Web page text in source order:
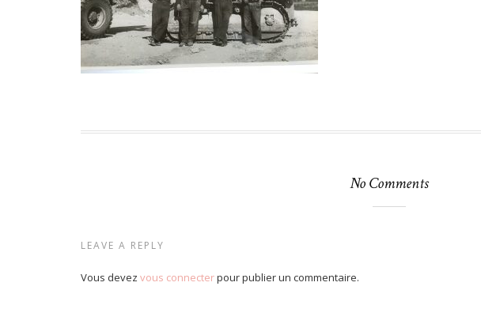
No Comments
LEAVE A REPLY
Vous devez vous connecterpour publier un commentaire.